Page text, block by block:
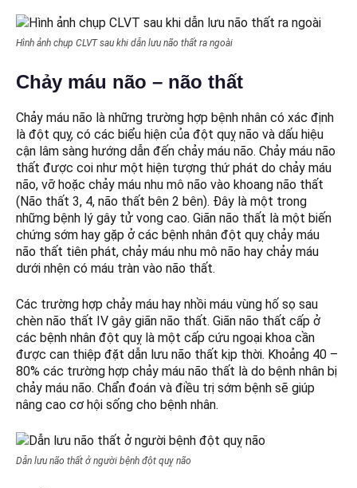
Hình ảnh chụp CLVT sau khi dẫn lưu não thất ra ngoài
Chảy máu não – não thất
Chảy máu não là những trường hợp bệnh nhân có xác định
là đột quỵ, có các biểu hiện của đột quỵ não và dấu hiệu
cận lâm sàng hướng dẫn đến chảy máu não. Chảy máu não
thất được coi như một hiện tượng thứ phát do chảy máu
não, vỡ hoặc chảy máu nhu mô não vào khoang não thất
(Não thất 3, 4, não thất bên 2 bên). Đây là một trong
những bệnh lý gây tử vong cao. Giãn não thất là một biến
chứng sớm hay gặp ở các bệnh nhân đột quỵ chảy máu
não thất tiên phát, chảy máu nhu mô não hay chảy máu
dưới nhện có máu tràn vào não thất.
Các trường hợp chảy máu hay nhồi máu vùng hố sọ sau
chèn não thất IV gây giãn não thất. Giãn não thất cấp ở
các bệnh nhân đột quỵ là một cấp cứu ngoại khoa cần
được can thiệp đặt dẫn lưu não thất kịp thời. Khoảng 40 –
80% các trường hợp chảy máu não thất là do bệnh nhân bị
chảy máu não. Chẩn đoán và điều trị sớm bệnh sẽ giúp
nâng cao cơ hội sống cho bệnh nhân.
Dẫn lưu não thất ở người bệnh đột quỵ não